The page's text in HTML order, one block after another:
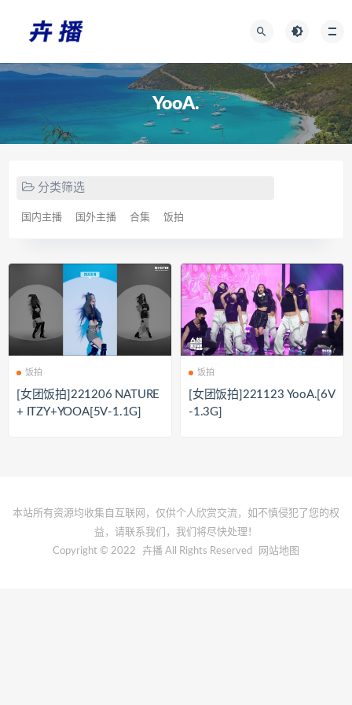
YooA.
分类筛选
国内主播 国外主播 合集 饭拍
饭拍
[女团饭拍]221206 NATURE
+ ITZY+YOOA[5V-1.1G]
饭拍
[女团饭拍]221123 YooA.[6V
-1.3G]
本站所有资源均收集自互联网，仅供个人欣赏交流，如不慎侵犯了您的权
益，请联系我们，我们将尽快处理！
Copyright © 2022
卉播 All Rights Reserved 网站地图